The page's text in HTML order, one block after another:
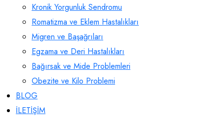
Kronik Yorgunluk Sendromu
Romatizma ve Eklem Hastalıkları
Migren ve Başağrıları
Egzama ve Deri Hastalıkları
Bağırsak ve Mide Problemleri
Obezite ve Kilo Problemi
BLOG
İLETİŞİM